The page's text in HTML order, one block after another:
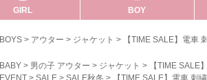
GIRL BOY
BOYS アウター ジャケット 【TIME SALE】電車
BABY 男の子 アウター ジャケット
【TIME SALE
EVENT SALE SALE秋冬 【TIME SALE】電車 刺